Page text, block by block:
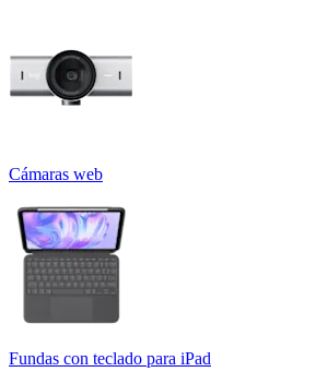
Cámaras web
Fundas con teclado para iPad